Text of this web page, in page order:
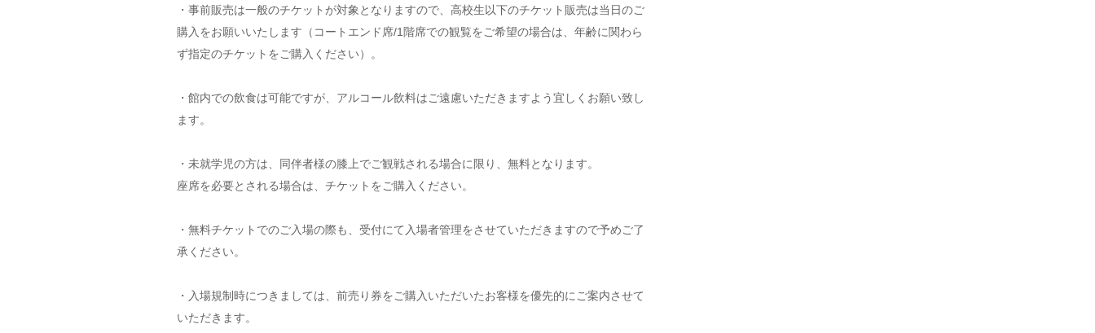
・事前販売は一般のチケットが対象となりますので、高校生以下のチケット販売は当日のご
購入をお願いいたします（コートエンド席/1階席での観覧をご希望の場合は、年齢に関わら
ず指定のチケットをご購入ください）。
・館内での飲食は可能ですが、アルコール飲料はご遠慮いただきますよう宜しくお願い致し
ます。
・未就学児の方は、同伴者様の膝上でご観戦される場合に限り、無料となります。
座席を必要とされる場合は、チケットをご購入ください。
・無料チケットでのご入場の際も、受付にて入場者管理をさせていただきますので予めご了
承ください。
・入場規制時につきましては、前売り券をご購入いただいたお客様を優先的にご案内させて
いただきます。